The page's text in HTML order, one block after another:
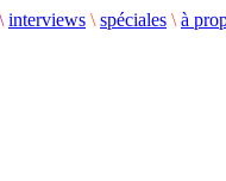
\ interviews \ spéciales \ à